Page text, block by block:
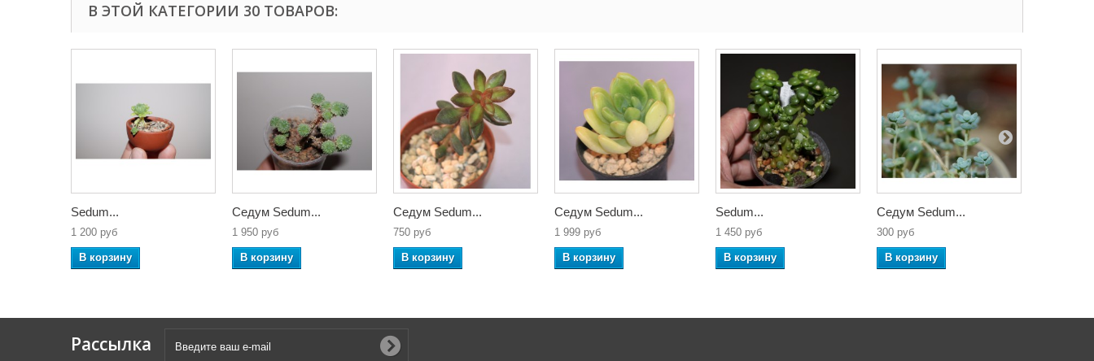
В ЭТОЙ КАТЕГОРИИ 30 ТОВАРОВ:
Sedum...
1 200 руб
В корзину
Седум Sedum...
1 950 руб
В корзину
Седум Sedum...
750 руб
В корзину
Седум Sedum...
1 999 руб
В корзину
Sedum...
1 450 руб
В корзину
Седум Sedum...
300 руб
В корзину
Рассылка